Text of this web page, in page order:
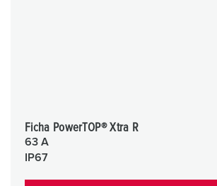
Ficha PowerTOP® Xtra R
63 A
IP67